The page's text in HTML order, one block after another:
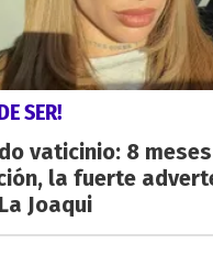
SER!
vaticinio: 8
la fuerte
Joaqui